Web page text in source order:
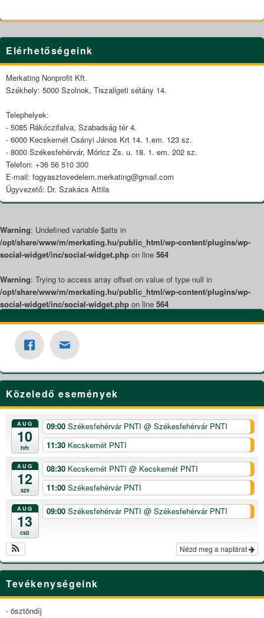
Sidebar
Widget
Area
Elérhetőségeink
Merkating Nonprofit Kft.
Székhely: 5000 Szolnok, Tiszaligeti sétány 14.
Telephelyek:
- 5085 Rákóczifalva, Szabadság tér 4.
- 6000 Kecskemét Csányi János Krt 14. 1.em. 123 sz.
- 8000 Székesfehérvár, Móricz Zs. u. 18. 1. em. 202 sz.
Telefon: +36 56 510 300
E-mail: fogyasztovedelem.merkating@gmail.com
Ügyvezető: Dr. Szakács Attila
Warning: Undefined variable $atts in
/opt/share/www/m/merkating.hu/public_html/wp-content/plugins/wp-
social-widget/inc/social-widget.php on line 564
Warning: Trying to access array offset on value of type null in
/opt/share/www/m/merkating.hu/public_html/wp-content/plugins/wp-
social-widget/inc/social-widget.php on line 564
Közeledő események
AUG
10
hét
09:00 Székesfehérvár PNTI @ Székesfehérvár PNTI
11:30 Kecskemét PNTI
AUG
12
sze
08:30 Kecskemét PNTI @ Kecskemét PNTI
11:00 Székesfehérvár PNTI
AUG
13
csü
09:00 Székesfehérvár PNTI @ Székesfehérvár PNTI
Nézd meg a naptárat
Tevékenységeink
- ösztöndíj